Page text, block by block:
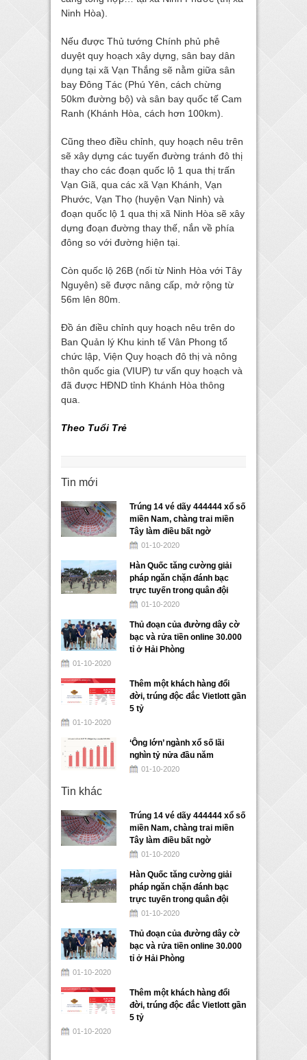
Ninh Hòa).
Nếu được Thủ tướng Chính phủ phê
duyệt quy hoạch xây dựng, sân bay dân
dụng tại xã Vạn Thắng sẽ nằm giữa sân
bay Đông Tác (Phú Yên, cách chừng
50km đường bộ) và sân bay quốc tế Cam
Ranh (Khánh Hòa, cách hơn 100km).
Cũng theo điều chỉnh, quy hoạch nêu trên
sẽ xây dựng các tuyến đường tránh đô thị
thay cho các đoạn quốc lộ 1 qua thị trấn
Vạn Giã, qua các xã Vạn Khánh, Vạn
Phước, Vạn Thọ (huyện Vạn Ninh) và
đoạn quốc lộ 1 qua thị xã Ninh Hòa sẽ xây
dựng đoạn đường thay thế, nắn về phía
đông so với đường hiện tại.
Còn quốc lộ 26B (nối từ Ninh Hòa với Tây
Nguyên) sẽ được nâng cấp, mở rộng từ
56m lên 80m.
Đồ án điều chỉnh quy hoạch nêu trên do
Ban Quản lý Khu kinh tế Vân Phong tổ
chức lập, Viện Quy hoạch đô thị và nông
thôn quốc gia (VIUP) tư vấn quy hoạch và
đã được HĐND tỉnh Khánh Hòa thông
qua.
Theo Tuổi Trẻ
Tin mới
Trúng 14 vé dãy 444444 xổ số
miền Nam, chàng trai miền
Tây làm điều bất ngờ
01-10-2020
Hàn Quốc tăng cường giải
pháp ngăn chặn đánh bạc
trực tuyến trong quân đội
01-10-2020
Thủ đoạn của đường dây cờ
bạc và rửa tiền online 30.000
tỉ ở Hải Phòng
01-10-2020
Thêm một khách hàng đổi
đời, trúng độc đắc Vietlott gần
5 tỷ
01-10-2020
‘Ông lớn’ ngành xổ số lãi
nghìn tỷ nửa đầu năm
01-10-2020
Tin khác
Trúng 14 vé dãy 444444 xổ số
miền Nam, chàng trai miền
Tây làm điều bất ngờ
01-10-2020
Hàn Quốc tăng cường giải
pháp ngăn chặn đánh bạc
trực tuyến trong quân đội
01-10-2020
Thủ đoạn của đường dây cờ
bạc và rửa tiền online 30.000
tỉ ở Hải Phòng
01-10-2020
Thêm một khách hàng đổi
đời, trúng độc đắc Vietlott gần
5 tỷ
01-10-2020